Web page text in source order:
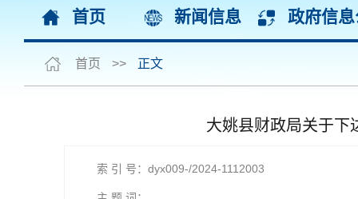
首页 新闻信息 政府信
首页 >> 正文
大姚县财政局关于下
索 引 号：dyx009-/2024-1112003